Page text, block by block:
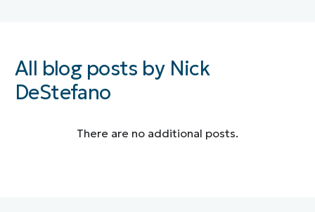
All blog posts by Nick
DeStefano
There are no additional posts.